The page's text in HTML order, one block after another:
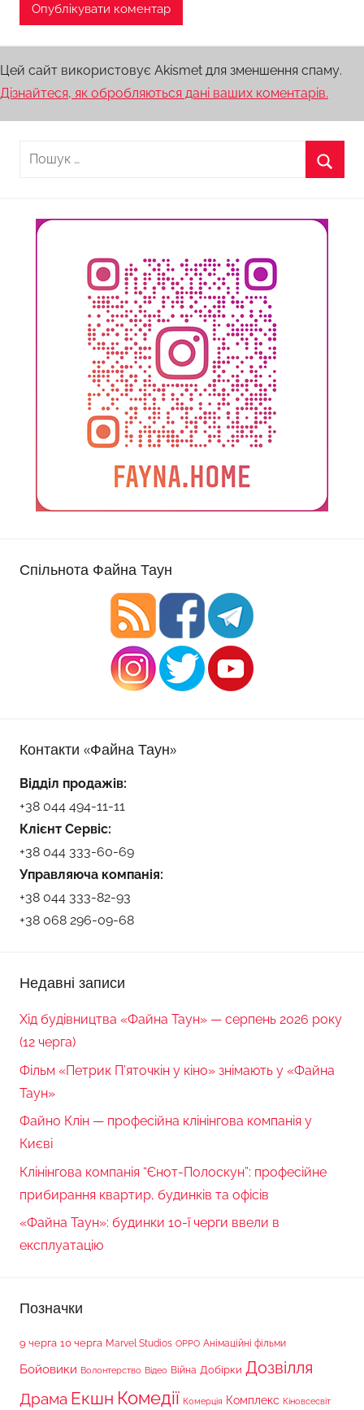
Цей сайт використовує Akismet для зменшення спаму.
Дізнайтеся, як обробляються дані ваших коментарів.
Пошук:
Спільнота Файна Таун
Контакти «Файна Таун»
Відділ продажів:
+38 044 494-11-11
Клієнт Сервіс:
+38 044 333-60-69
Управляюча компанія:
+38 044 333-82-93
+38 068 296-09-68
Недавні записи
Хід будівництва «Файна Таун» — серпень 2026 року
(12 черга)
Фільм «Петрик П’яточкін у кіно» знімають у «Файна
Таун»
Файно Клін — професійна клінінгова компанія у
Києві
Клінінгова компанія “Єнот-Полоскун”: професійне
прибирання квартир, будинків та офісів
«Файна Таун»: будинки 10-ї черги ввели в
експлуатацію
Позначки
9 черга 10 черга Marvel Studios OPPO Анімаційні фільми
Бойовики Волонтерство Відео Війна Добірки Дозвілля
Драма Екшн Комедії Комерція Комплекс Кіновсесвіт